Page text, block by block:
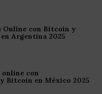
Online con Bitcoin y
Argentina 2025
online con
Bitcoin en México 2025